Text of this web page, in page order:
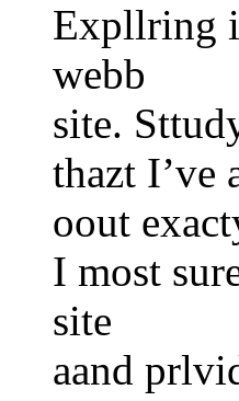
Expllring
webb
site.
thazt I’ve
oout
I most
site
aand